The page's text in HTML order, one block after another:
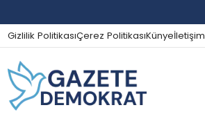
Gizlilik PolitikasıÇerez PolitikasıKünyeİletişim